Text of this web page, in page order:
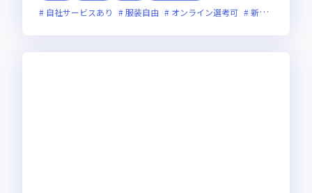
自社サービスあり
服装自由 オンライン選考可 新技術に積極的